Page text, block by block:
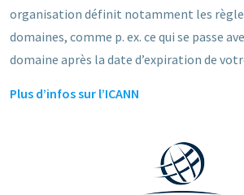
organisation définit notamment les
domaines, comme p. ex. ce qui se passe
domaine après la date d’expiration de
Plus d’infos sur l’ICANN